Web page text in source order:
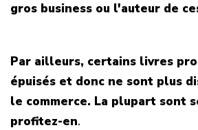
gros business ou l'auteur de
Par ailleurs, certains livres
épuisés et donc ne sont plus
le commerce. La plupart sont
profitez-en.